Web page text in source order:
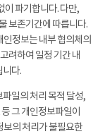
이 파기합니다. 다만,
보존기간에 따릅니다.
정보는 내부 협의체의
려하여 일정 기간 내
니다.
파일의 처리 목적 달성,
그 개인정보파일이
의 처리가 불필요한